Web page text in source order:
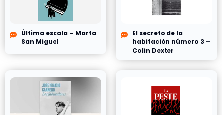
Última escala – Marta
San Miguel
El secreto de la
habitación número 3 –
Colin Dexter